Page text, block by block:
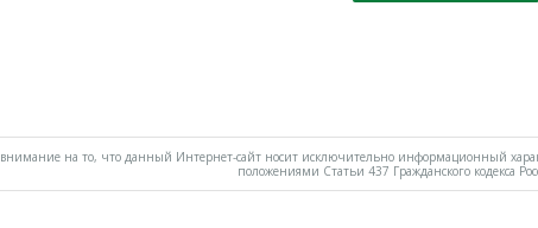
на то, что данный Интернет-сайт носит исключительно информационный
положениями Статьи 437 Гражданского кодекса